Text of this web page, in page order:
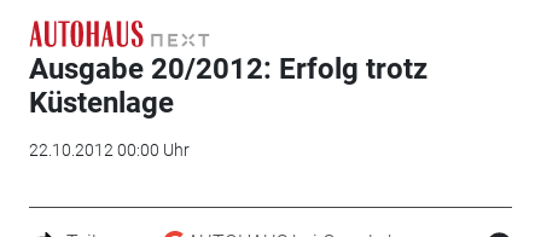
Ausgabe 20/2012: Erfolg trotz
Küstenlage
22.10.2012 00:00 Uhr